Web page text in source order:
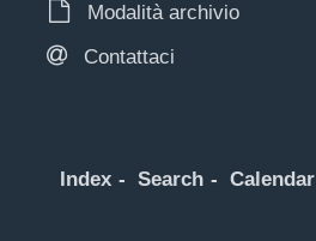
Modalità archivio
Contattaci
Index Search Calendar